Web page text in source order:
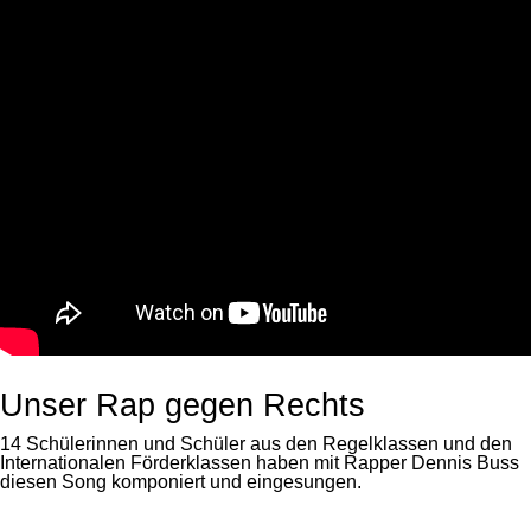
Unser Rap gegen Rechts
14 Schülerinnen und Schüler aus den Regelklassen und den
Internationalen Förderklassen haben mit Rapper Dennis Buss
diesen Song komponiert und eingesungen.